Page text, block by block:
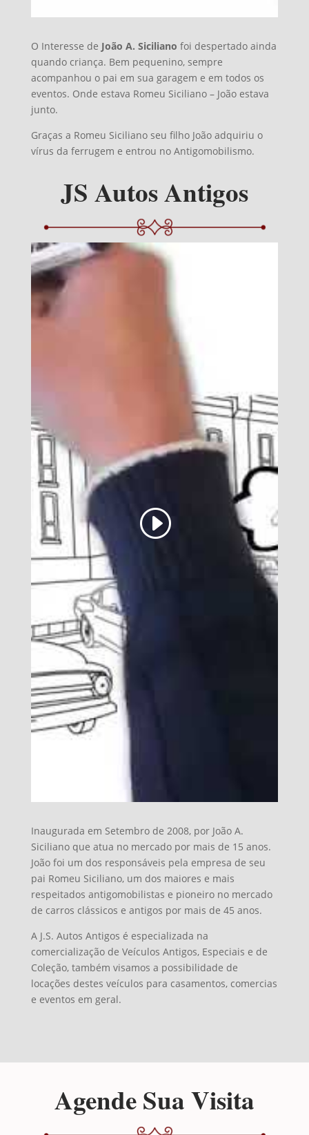
O Interesse de João A. Siciliano foi despertado ainda
quando criança. Bem pequenino, sempre
acompanhou o pai em sua garagem e em todos os
eventos. Onde estava Romeu Siciliano – João estava
junto.
Graças a Romeu Siciliano seu filho João adquiriu o
vírus da ferrugem e entrou no Antigomobilismo.
JS Autos Antigos
Inaugurada em Setembro de 2008, por João A.
Siciliano que atua no mercado por mais de 15 anos.
João foi um dos responsáveis pela empresa de seu
pai Romeu Siciliano, um dos maiores e mais
respeitados antigomobilistas e pioneiro no mercado
de carros clássicos e antigos por mais de 45 anos.
A J.S. Autos Antigos é especializada na
comercialização de Veículos Antigos, Especiais e de
Coleção, também visamos a possibilidade de
locações destes veículos para casamentos, comercias
e eventos em geral.
Agende Sua Visita